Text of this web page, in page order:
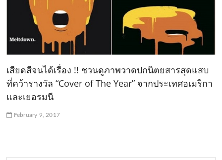
เสียดสีจนได้เรื่อง !! ชวนดูภาพวาดปกนิตยสารสุดแสบ
ที่คว้ารางวัล “Cover of The Year” จากประเทศอเมริกา
และเยอรมนี
February 9, 2017